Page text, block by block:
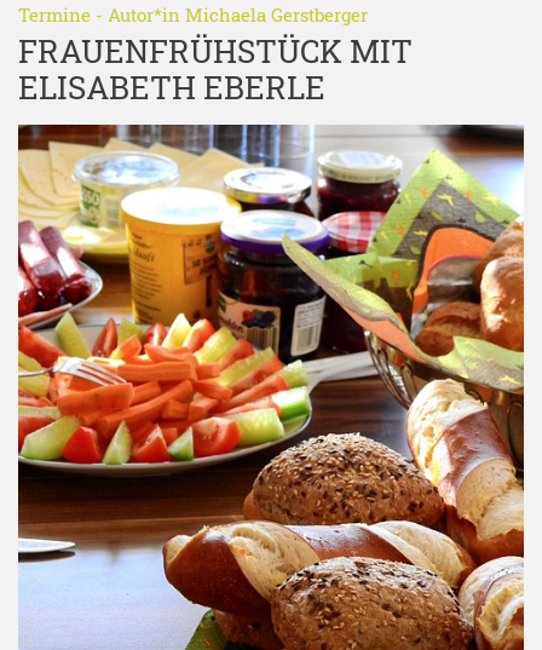
Termine - Autor*in Michaela Gerstberger
FRAUENFRÜHSTÜCK MIT
ELISABETH EBERLE